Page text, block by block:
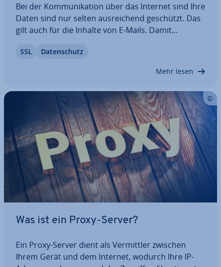
Bei der Kom­mu­ni­ka­ti­on über das Internet sind Ihre
Daten sind nur selten aus­rei­chend geschützt. Das
gilt auch für die Inhalte von E-Mails. Damit
sollten Sie damit beginnen, Ihre E-Mails zu ver­
SSL Da­ten­schutz
Mehr lesen
Was ist ein Proxy-Server?
Ein Proxy-Server dient als Ver­mitt­ler zwischen
Ihrem Gerät und dem Internet, wodurch Ihre IP-